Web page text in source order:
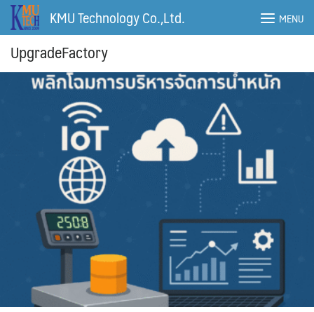
Skip
KMU Technology Co.,Ltd. MENU
UpgradeFactory